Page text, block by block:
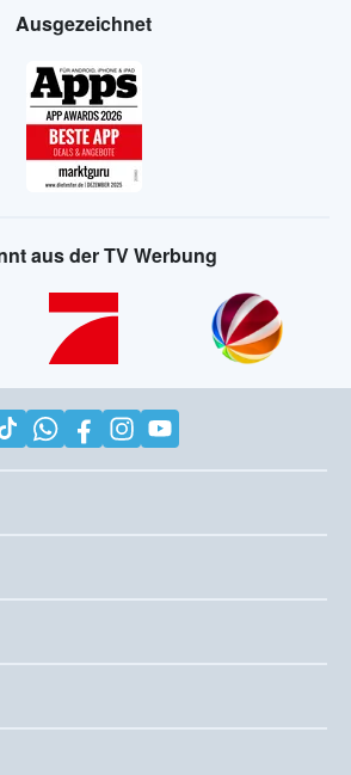
Ausgezeichnet
aus der TV Werbung